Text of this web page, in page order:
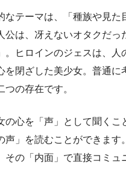
なテーマは、「種族や見た
公は、冴えないオタクだっ
。ヒロインのジェスは、人
を閉ざした美少女。普通に
の存在です。
の心を「声」として聞くこ
声」を読むことができます
その「内面」で直接コミュ